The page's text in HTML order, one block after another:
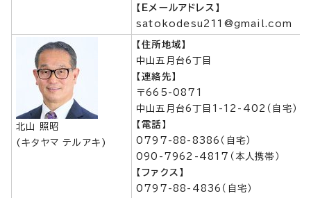
【Eメールアドレス】
satokodesu211@gmail.com
北山 照昭
(キタヤマ テルアキ)
【住所地域】
中山五月台6丁目
【連絡先】
〒665-0871
中山五月台6丁目1-12-402（自宅）
【電話】
0797-88-8386（自宅）
090-7962-4817（本人携帯）
【ファクス】
0797-88-4836（自宅）